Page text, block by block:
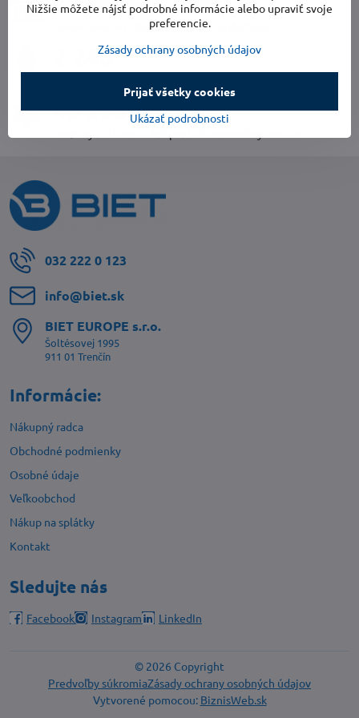
domácností so zdravým a čistým vzduchom
2 366
51 810
032 222 0 123
info​@biet​.sk
BIET EUROPE s​.r​.o​.
Šoltésovej 1995
911 01 Trenčín
Informácie:
Nákupný radca
Obchodné podmienky
Osobné údaje
Veľkoobchod
Nákup na splátky
Kontakt
Sledujte nás
Facebook Instagram LinkedIn
© 2026 Copyright
Predvoľby súkromiaZásady ochrany osobných údajov
Vytvorené pomocou: BiznisWeb.sk
Nižšie môžete nájsť podrobné informácie alebo upraviť svoje
preferencie.
Zásady ochrany osobných údajov
Ukázať podrobnosti
Prijať všetky cookies